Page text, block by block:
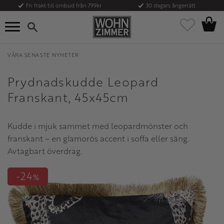
Meny
Fri frakt till ombud från 799kr 30 dagars ångerrätt
Favoriter
VÅRA SENASTE NYHETER
Prydnadskudde Leopard
Franskant, 45x45cm
Kudde i mjuk sammet med leopardmönster och
franskant – en glamorös accent i soffa eller säng.
Avtagbart överdrag.
24%